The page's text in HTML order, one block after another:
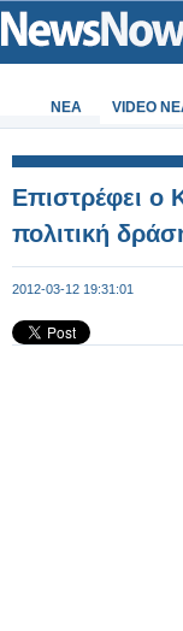
ΝΕΑ VIDEO
Επιστρέφει ο
πολιτική
2012-03-12 19:31:01